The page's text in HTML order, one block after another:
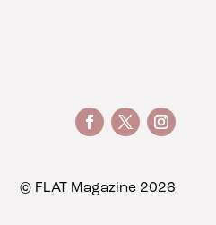
© FLAT Magazine 2026